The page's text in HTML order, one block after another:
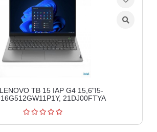
TB 15 IAP G4 15,6"I5-
21DJ00FTYA